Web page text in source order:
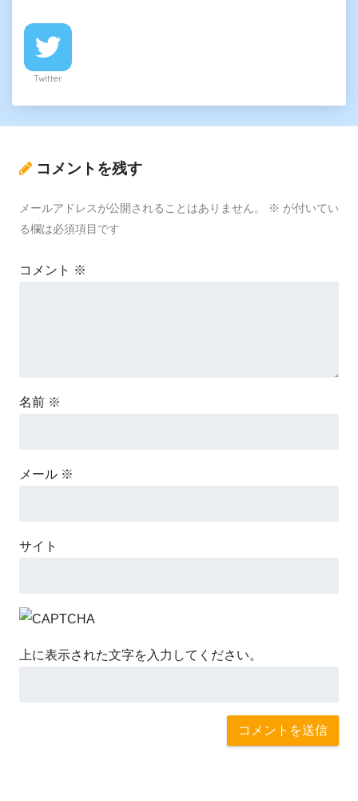
Twitter
コメントを残す
メールアドレスが公開されることはありません。 ※ が付いてい
る欄は必須項目です
コメント ※
名前 ※
メール ※
サイト
上に表示された文字を入力してください。